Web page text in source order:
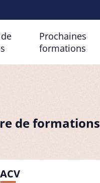
Prochaines
formations
de formations
ACV